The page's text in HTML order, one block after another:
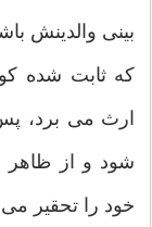
بینی والدینش
که ثابت شده
ارث می برد،
شود و از ظاهر
خود را تحقیر می